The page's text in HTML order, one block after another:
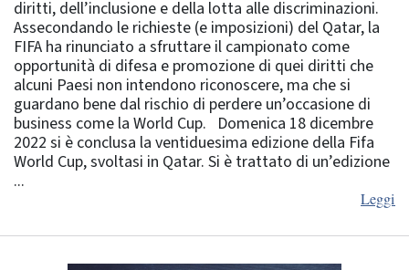
diritti, dell’inclusione e della lotta alle discriminazioni.
Assecondando le richieste (e imposizioni) del Qatar, la
FIFA ha rinunciato a sfruttare il campionato come
opportunità di difesa e promozione di quei diritti che
alcuni Paesi non intendono riconoscere, ma che si
guardano bene dal rischio di perdere un’occasione di
business come la World Cup. Domenica 18 dicembre
2022 si è conclusa la ventiduesima edizione della Fifa
World Cup, svoltasi in Qatar. Si è trattato di un’edizione
...
Leggi